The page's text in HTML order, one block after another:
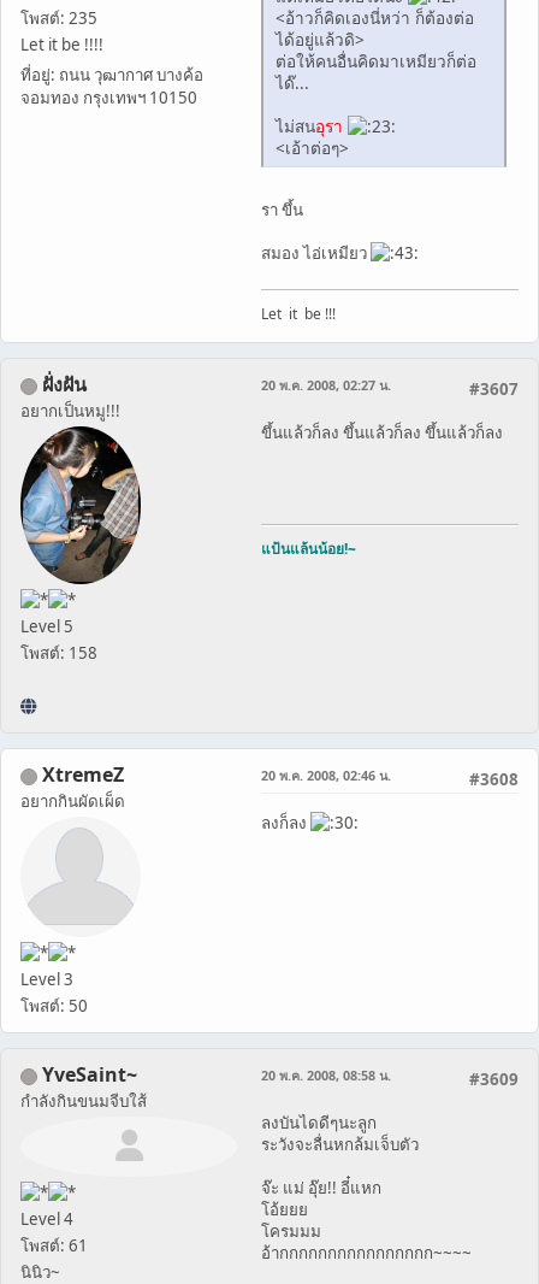
โพสต์: 235
Let it be !!!!
ที่อยู่: ถนน วุฒากาศ บางค้อ
จอมทอง กรุงเทพฯ 10150
<อ้าวก็คิดเองนี่หว่า ก็ต้องต่อ
ได้อยู่แล้วดิ>
ต่อให้คนอื่นคิดมาเหมียวก็ต่อ
ได๊...
ไม่สนอุรา
<เอ้าต่อๆ>
รา ขึ้น
สมอง ไอ่เหมียว
Let it be !!!
ฝั่งฝัน
อยากเป็นหมู!!!
Level 5
โพสต์: 158
#3607
20 พ.ค. 2008, 02:27 น.
ขึ้นแล้วก็ลง ขึ้นแล้วก็ลง ขึ้นแล้วก็ลง
แป้นแล้นน้อย!~
XtremeZ
อยากกินผัดเผ็ด
Level 3
โพสต์: 50
#3608
20 พ.ค. 2008, 02:46 น.
ลงก็ลง
YveSaint~
กำลังกินขนมจีบใส้
Level 4
โพสต์: 61
นินิว~
#3609
20 พ.ค. 2008, 08:58 น.
ลงบันไดดีๆนะลูก
ระวังจะลื่นหกล้มเจ็บตัว
จ๊ะ แม่ อุ๊ย!! อี๋แหก
โอ้ยยย
โครมมม
อ้ากกกกกกกกกกกกกกกก~~~~